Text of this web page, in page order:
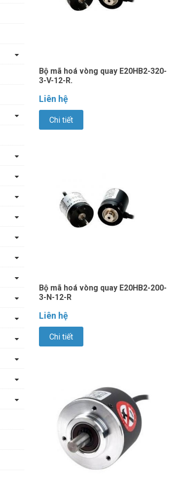
Bộ mã hoá vòng quay E20HB2-320-
3-V-12-R.
Liên hệ
Chi tiết
Bộ mã hoá vòng quay E20HB2-200-
3-N-12-R
Liên hệ
Chi tiết